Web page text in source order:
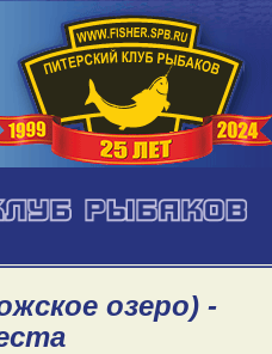
озеро) -